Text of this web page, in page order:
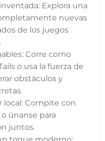
Explora una
nuevas
de los juegos
Corre como
o usa la fuerza de
obstáculos y
Compite con
únanse para
juntos.